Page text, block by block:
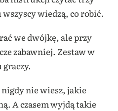
wszyscy wiedzą, co robić.
we dwójkę, ale przy
zabawniej. Zestaw w
graczy.
nigdy nie wiesz, jakie
A czasem wyjdą takie